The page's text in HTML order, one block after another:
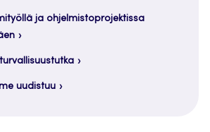
ja ohjelmistoprojektissa
uudistuu